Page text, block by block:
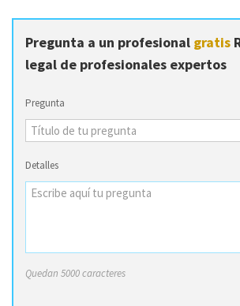
Pregunta a un profesional gratis
legal de profesionales expertos
Pregunta
Detalles
Quedan 5000 caracteres